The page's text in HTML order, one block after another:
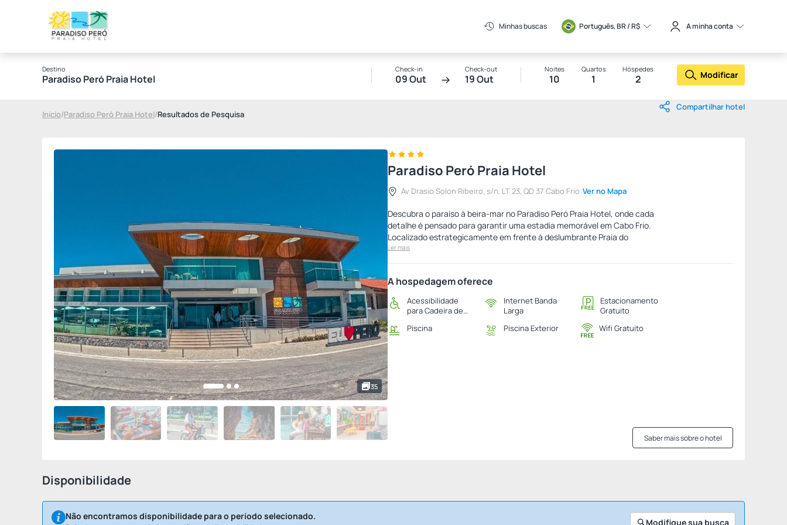
Minhas buscas Português, BR / R$ A minha conta
Destino
Paradiso Peró Praia Hotel
Check-in
09 Out
Check-out
19 Out
Noites
10
Quartos
1
Hóspedes
2 Modificar
Início/Paradiso Peró Praia Hotel/Resultados de Pesquisa
Compartilhar hotel
35
Paradiso Peró Praia Hotel
Av Drasio Solon Ribeiro, s/n, LT 23, QD 37 Cabo Frio Ver no Mapa
Descubra o paraíso à beira-mar no Paradiso Peró Praia Hotel, onde cada
detalhe é pensado para garantir uma estadia memorável em Cabo Frio.
Localizado estrategicamente em frente à deslumbrante Praia do
Ler mais
A hospedagem oferece
Acessibilidade
para Cadeira de
Internet Banda
Larga
Estacionamento
Gratuito
Piscina
Piscina Exterior Wifi Gratuito
Saber mais sobre o hotel
Disponibilidade
Não encontramos disponibilidade para o período selecionado.
Modifique sua busca